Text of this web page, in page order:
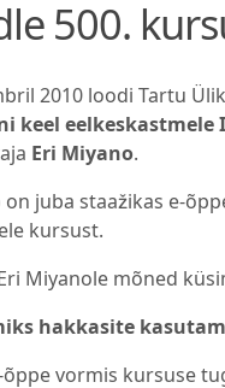
500.
2010 loodi Tartu
keel eelkeskastmele
Eri Miyano.
on juba staažikas e-
kursust.
Miyanole mõned
hakkasite
õppe vormis kursuse